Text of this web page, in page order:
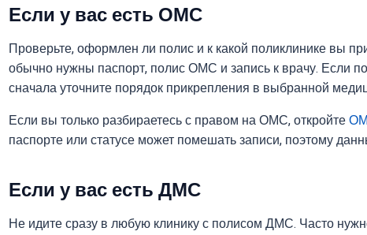
Если у вас есть ОМС
Проверьте, оформлен ли полис и к какой поликлинике вы
обычно нужны паспорт, полис ОМС и запись к врачу. Если
сначала уточните порядок прикрепления в выбранной
Если вы только разбираетесь с правом на ОМС, откройте
паспорте или статусе может помешать записи, поэтому
Если у вас есть ДМС
Не идите сразу в любую клинику с полисом ДМС. Часто